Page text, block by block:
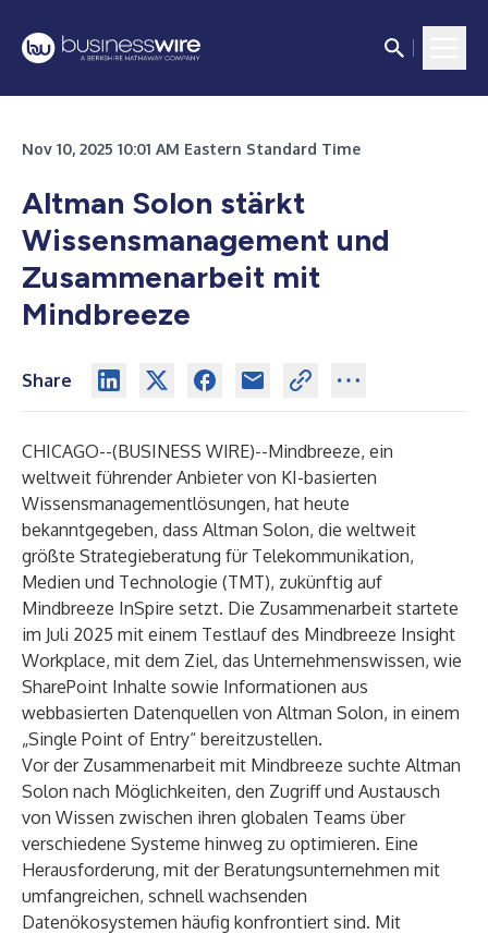
Nov 10, 2025 10:01 AM Eastern Standard Time
Altman Solon stärkt
Wissensmanagement und
Zusammenarbeit mit
Mindbreeze
Share
CHICAGO--(BUSINESS WIRE)--Mindbreeze, ein
weltweit führender Anbieter von KI-basierten
Wissensmanagementlösungen, hat heute
bekanntgegeben, dass Altman Solon, die weltweit
größte Strategieberatung für Telekommunikation,
Medien und Technologie (TMT), zukünftig auf
Mindbreeze InSpire setzt. Die Zusammenarbeit startete
im Juli 2025 mit einem Testlauf des Mindbreeze Insight
Workplace, mit dem Ziel, das Unternehmenswissen, wie
SharePoint Inhalte sowie Informationen aus
webbasierten Datenquellen von Altman Solon, in einem
„Single Point of Entry“ bereitzustellen.
Vor der Zusammenarbeit mit Mindbreeze suchte Altman
Solon nach Möglichkeiten, den Zugriff und Austausch
von Wissen zwischen ihren globalen Teams über
verschiedene Systeme hinweg zu optimieren. Eine
Herausforderung, mit der Beratungsunternehmen mit
umfangreichen, schnell wachsenden
Datenökosystemen häufig konfrontiert sind. Mit